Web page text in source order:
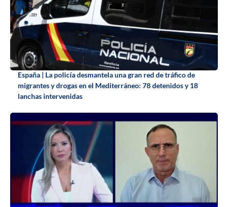
España | La policía desmantela una gran red de tráfico de
migrantes y drogas en el Mediterráneo: 78 detenidos y 18
lanchas intervenidas